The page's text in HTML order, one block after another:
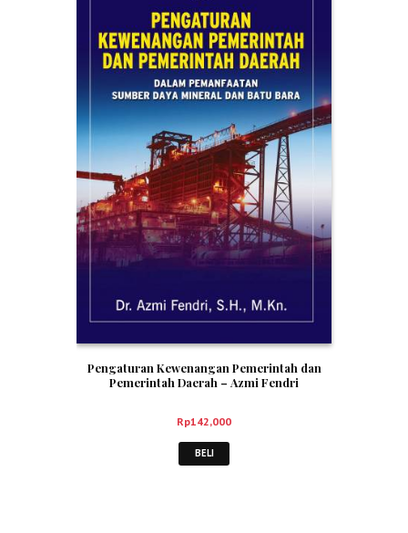
Pengaturan Kewenangan Pemerintah dan
Pemerintah Daerah – Azmi Fendri
Rp142,000
BELI